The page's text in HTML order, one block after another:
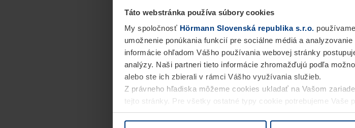
Táto webstránka používa súbory cookies
My spoločnosť Hörmann Slovenská republika s.r.o.
umožnenie ponúkania funkcií pre sociálne médiá a
informácie ohľadom Vášho používania webovej stránky
analýzy. Naši partneri tieto informácie zhromažďujú podľa
alebo ste ich zbierali v rámci Vášho využívania služieb.
Z právneho hľadiska môžeme cookies ukladať na Vašom
tejto stránky. Pre všetky ostatné typy cookie potrebujeme
alebo odvolať vo vysvetlení cookie na stránkeVyhlásenie o